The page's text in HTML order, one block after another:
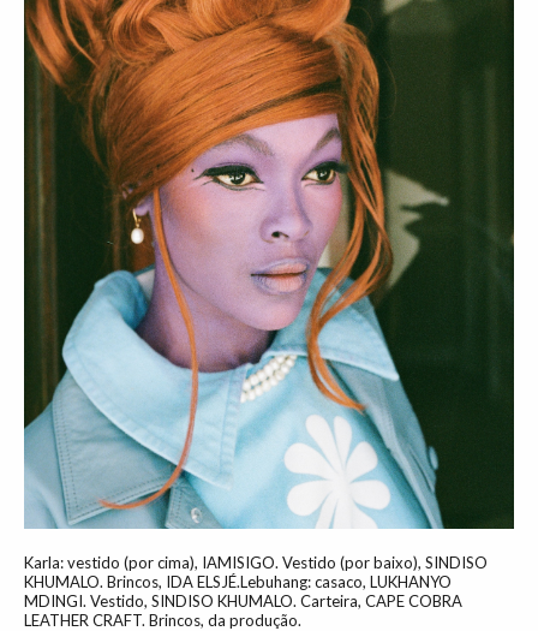
Karla: vestido (por cima), IAMISIGO. Vestido (por baixo), SINDISO
KHUMALO. Brincos, IDA ELSJÉ.Lebuhang: casaco, LUKHANYO
MDINGI. Vestido, SINDISO KHUMALO. Carteira, CAPE COBRA
LEATHER CRAFT. Brincos, da produção.